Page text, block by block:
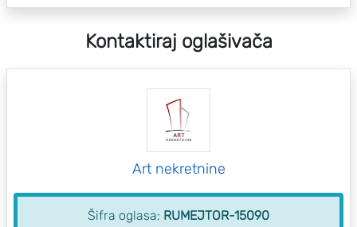
Kontaktiraj oglašivača
Art nekretnine
Šifra oglasa: RUMEJTOR-15090